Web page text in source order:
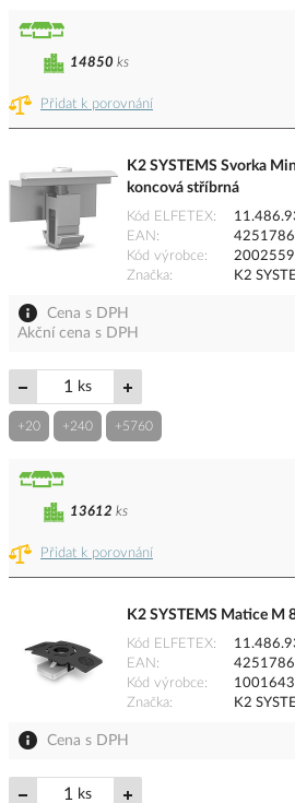
Přidat k porovnání
14850 ks
K2 SYSTEMS Svorka
koncová stříbrná
Kód ELFETEX
EAN
Kód výrobce
2002559
Značka
K2
Cena s DPH
Akční cena s DPH
ks
+20 +240 +5760
Přidat k porovnání
13612 ks
K2 SYSTEMS Matice M
Kód ELFETEX
EAN
Kód výrobce
1001643
Značka
K2
Cena s DPH
ks